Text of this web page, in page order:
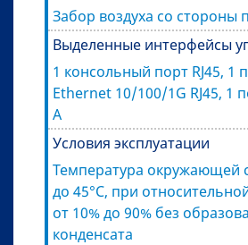
Забор воздуха со стороны
Выделенные интерфейсы
1 консольный порт RJ45, 1
Ethernet 10/100/1G RJ45, 1
A
Условия эксплуатации
Температура окружающей
до 45°C, при
от 10% до 90% без
конденсата